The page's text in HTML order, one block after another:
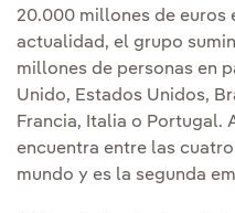
20.000 millones de euros
actualidad, el grupo
millones de personas en
Unido, Estados Unidos,
Francia, Italia o Portugal.
encuentra entre las
mundo y es la segunda